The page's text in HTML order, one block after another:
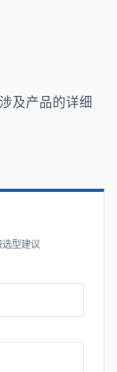
及产品的详细
型建议